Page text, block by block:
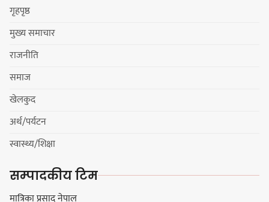
गृहपृष्ठ
मुख्य समाचार
राजनीति
समाज
खेलकुद
अर्थ/पर्यटन
स्वास्थ्य/शिक्षा
सम्पादकीय टिम
मात्रिका प्रसाद नेपाल